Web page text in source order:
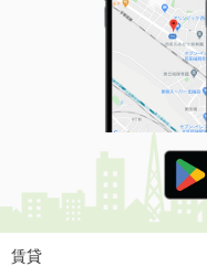
価 格
住 所
専有面積
間取り
栃木県佐野市若松町
価 格
住 所
専有面積
賃貸